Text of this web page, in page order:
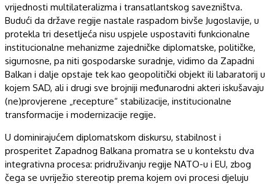
vrijednosti multilateralizma i transatlantskog savezništva.
Budući da države regije nastale raspadom bivše Jugoslavije, u
protekla tri desetljeća nisu uspjele uspostaviti funkcionalne
institucionalne mehanizme zajedničke diplomatske, političke,
sigurnosne, pa niti gospodarske suradnje, vidimo da Zapadni
Balkan i dalje opstaje tek kao geopolitički objekt ili labaratorij u
kojem SAD, ali i drugi sve brojniji međunarodni akteri iskušavaju
(ne)provjerene „recepture“ stabilizacije, institucionalne
transformacije i modernizacije regije.
U dominirajućem diplomatskom diskursu, stabilnost i
prosperitet Zapadnog Balkana promatra se u kontekstu dva
integrativna procesa: pridruživanju regije NATO-u i EU, zbog
čega se uvriježio stereotip prema kojem ovi procesi djeluju